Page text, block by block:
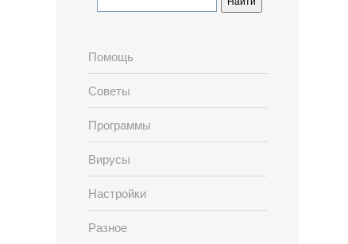
Помощь
Советы
Программы
Вирусы
Настройки
Разное